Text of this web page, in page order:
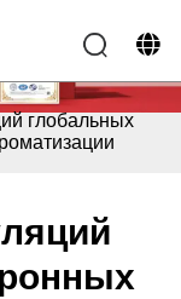
глобальных